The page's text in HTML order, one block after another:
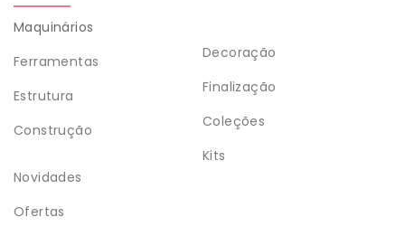
Maquinários
Ferramentas
Estrutura
Construção
Decoração
Finalização
Coleções
Kits
Novidades
Ofertas